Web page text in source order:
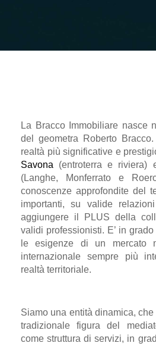
La Bracco Immobiliare nasce
del geometra Roberto
realtà più significative e
Savona (entroterra e riviera)
(Langhe, Monferrato e
conoscenze approfondite del
importanti, su valide
aggiungere il PLUS della
validi professionisti. E’ in
le esigenze di un mercato
internazionale sempre più
realtà territoriale.
Siamo una entità dinamica,
tradizionale figura del
come struttura di servizi, in